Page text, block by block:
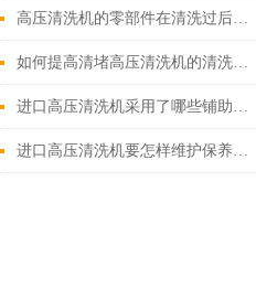
高压清洗机的零部件在清洗过后还需要注意什么
如何提高清堵高压清洗机的清洗效果？
进口高压清洗机采用了哪些铺助系统
进口高压清洗机要怎样维护保养才算合理呢